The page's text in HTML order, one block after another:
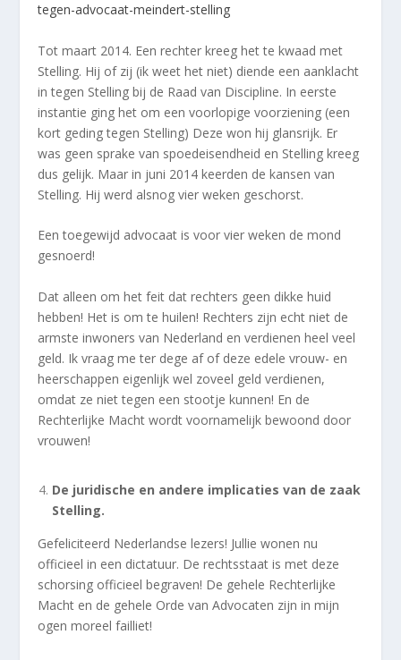
tegen-advocaat-meindert-stelling
Tot maart 2014. Een rechter kreeg het te kwaad met
Stelling. Hij of zij (ik weet het niet) diende een aanklacht
in tegen Stelling bij de Raad van Discipline. In eerste
instantie ging het om een voorlopige voorziening (een
kort geding tegen Stelling) Deze won hij glansrijk. Er
was geen sprake van spoedeisendheid en Stelling kreeg
dus gelijk. Maar in juni 2014 keerden de kansen van
Stelling. Hij werd alsnog vier weken geschorst.
Een toegewijd advocaat is voor vier weken de mond
gesnoerd!
Dat alleen om het feit dat rechters geen dikke huid
hebben! Het is om te huilen! Rechters zijn echt niet de
armste inwoners van Nederland en verdienen heel veel
geld. Ik vraag me ter dege af of deze edele vrouw- en
heerschappen eigenlijk wel zoveel geld verdienen,
omdat ze niet tegen een stootje kunnen! En de
Rechterlijke Macht wordt voornamelijk bewoond door
vrouwen!
De juridische en andere implicaties van de zaak
Stelling.
Gefeliciteerd Nederlandse lezers! Jullie wonen nu
officieel in een dictatuur. De rechtsstaat is met deze
schorsing officieel begraven! De gehele Rechterlijke
Macht en de gehele Orde van Advocaten zijn in mijn
ogen moreel failliet!